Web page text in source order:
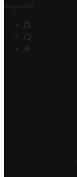
التكنولوجيا